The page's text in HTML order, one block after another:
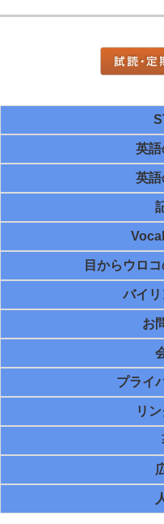
英語
英
目からウロ
バイ
お
プライ
リ